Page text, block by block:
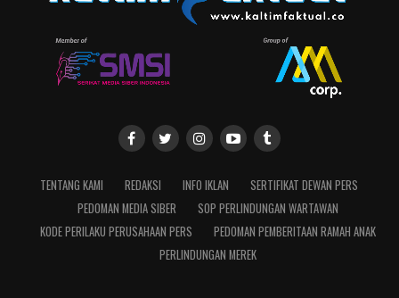
TENTANG KAMI REDAKSI INFO IKLAN
SERTIFIKAT DEWAN PERS
PEDOMAN MEDIA SIBER
SOP PERLINDUNGAN WARTAWAN
KODE PERILAKU PERUSAHAAN PERS
PEDOMAN PEMBERITAAN RAMAH ANAK
PERLINDUNGAN MEREK